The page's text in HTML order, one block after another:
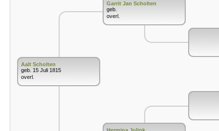
Aalt Scholten
geb. 15 Juli 1815
overl.
Garrit Jan Scholten
geb.
overl.